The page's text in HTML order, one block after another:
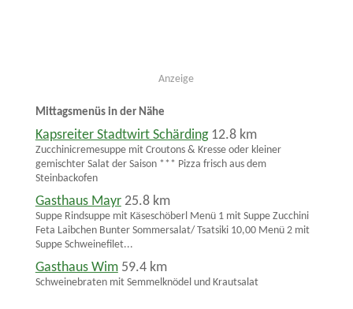
Anzeige
Mittagsmenüs in der Nähe
Kapsreiter Stadtwirt Schärding 12.8 km
Zucchinicremesuppe mit Croutons & Kresse oder kleiner
gemischter Salat der Saison *** Pizza frisch aus dem
Steinbackofen
Gasthaus Mayr 25.8 km
Suppe Rindsuppe mit Käseschöberl Menü 1 mit Suppe Zucchini
Feta Laibchen Bunter Sommersalat/ Tsatsiki 10,00 Menü 2 mit
Suppe Schweinefilet...
Gasthaus Wim 59.4 km
Schweinebraten mit Semmelknödel und Krautsalat